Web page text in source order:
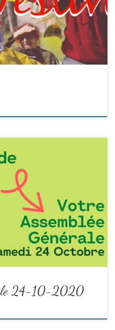
vous pour programmer
notre assemblée
général de crise sanitaire et
de notre association.
de vous proposer une AG avec
24-10-2020